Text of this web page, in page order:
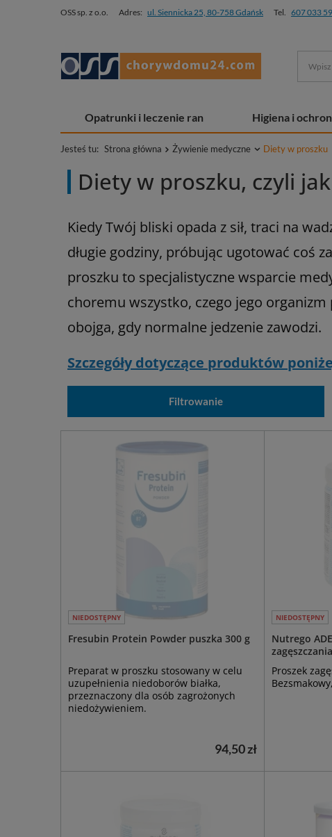
OSS sp. z o.o. Adres: ul. Siennicka 25, 80-758 Gdańsk Tel. 607 033
Opatrunki i leczenie ran Higiena i
Jesteś tu: Strona główna Żywienie medyczne Diety w proszku
Diety w proszku, czyli
Kiedy Twój bliski opada z sił, traci na
długie godziny, próbując ugotować coś
proszku to specjalistyczne wsparcie
choremu wszystko, czego jego
obojga, gdy normalne jedzenie zawodzi.
Szczegóły dotyczące produktów
Filtrowanie
NIEDOSTĘPNY
Fresubin Protein Powder puszka 300 g
Preparat w proszku stosowany w celu
uzupełnienia niedoborów białka,
przeznaczony dla osób zagrożonych
niedożywieniem.
94,50 zł
NIEDOSTĘPNY
Nutrego
Proszek